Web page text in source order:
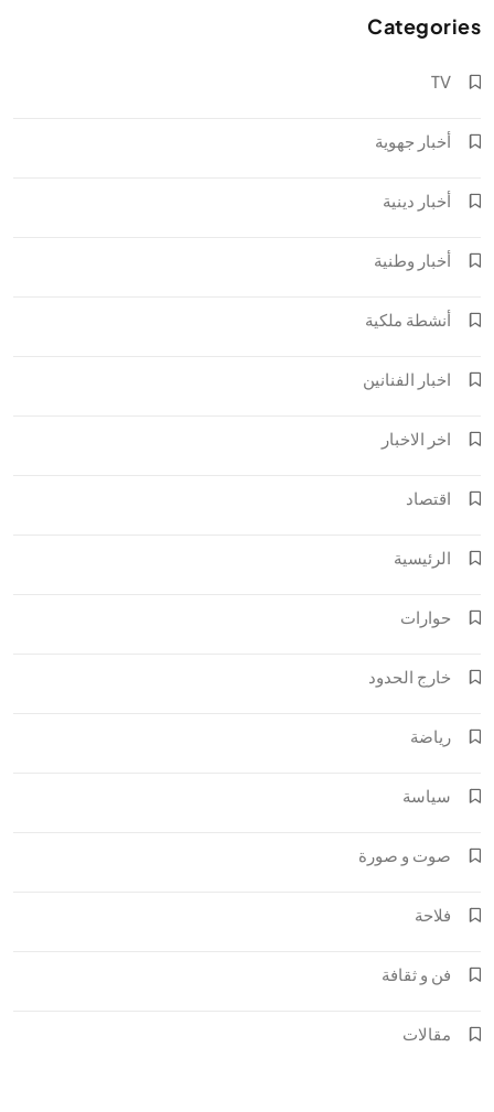
Categories
TV
أخبار جهوية
أخبار دينية
أخبار وطنية
أنشطة ملكية
اخبار الفنانين
اخر الاخبار
اقتصاد
الرئيسية
حوارات
خارج الحدود
رياضة
سياسة
صوت و صورة
فلاحة
فن و ثقافة
مقالات